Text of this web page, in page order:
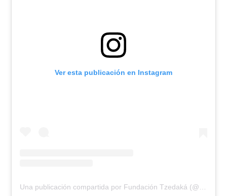
Ver esta publicación en Instagram
Una publicación compartida por Fundación Tzedaká (@fundaciontzedaka)